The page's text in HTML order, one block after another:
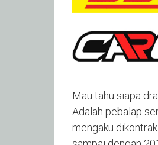
Mau tahu siapa
Adalah pebalap
mengaku